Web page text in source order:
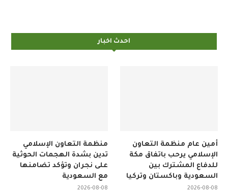
احدث اخبار
منظمة التعاون الإسلامي
تدين بشدة الهجمات الحوثية
على نجران وتؤكد تضامنها
مع السعودية
2026-08-08
أمين عام منظمة التعاون
الإسلامي يرحب باتفاق مكة
للدفاع المشترك بين
السعودية وباكستان وتركيا
2026-08-08